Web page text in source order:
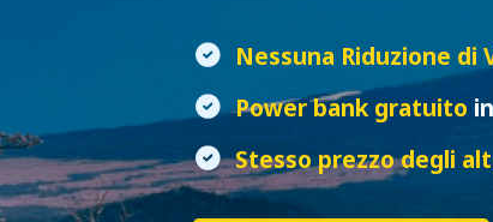
Nessuna Riduzione di
Power bank gratuito
Stesso prezzo degli